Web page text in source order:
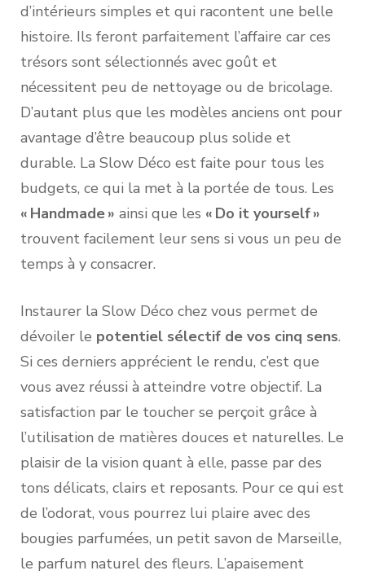
d’intérieurs simples et qui racontent une belle
histoire. Ils feront parfaitement l’affaire car ces
trésors sont sélectionnés avec goût et
nécessitent peu de nettoyage ou de bricolage.
D’autant plus que les modèles anciens ont pour
avantage d’être beaucoup plus solide et
durable. La Slow Déco est faite pour tous les
budgets, ce qui la met à la portée de tous. Les
« Handmade » ainsi que les « Do it yourself »
trouvent facilement leur sens si vous un peu de
temps à y consacrer.
Instaurer la Slow Déco chez vous permet de
dévoiler le potentiel sélectif de vos cinq sens.
Si ces derniers apprécient le rendu, c’est que
vous avez réussi à atteindre votre objectif. La
satisfaction par le toucher se perçoit grâce à
l’utilisation de matières douces et naturelles. Le
plaisir de la vision quant à elle, passe par des
tons délicats, clairs et reposants. Pour ce qui est
de l’odorat, vous pourrez lui plaire avec des
bougies parfumées, un petit savon de Marseille,
le parfum naturel des fleurs. L’apaisement